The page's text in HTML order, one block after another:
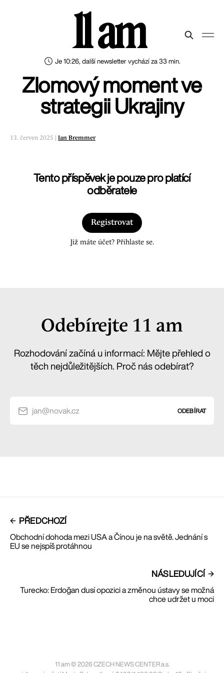
Je 10:26, další newsletter vychází za 33 min.
11 am
Zlomový moment ve
strategii Ukrajiny
13. červen 2025 | Ian Bremmer
Tento příspěvek je pouze pro platící
odběratele
Registrovat
Již máte účet? Přihlaste se.
Odebírejte 11 am
Rozhodování začíná u informací: Mějte přehled o
těch nejdůležitějších. Proč nás odebírat?
jan@novak.cz ODEBÍRAT
PŘEDCHOZÍ
Obchodní dohoda mezi USA a Čínou je na světě. Jednání s
EU se nejspíš protáhnou
NÁSLEDUJÍCÍ
Turecko: Erdoğan dusí opozici a změnou ústavy se možná
chce udržet u moci
11 am © 2026 CZECH NEWS CENTER a.s.